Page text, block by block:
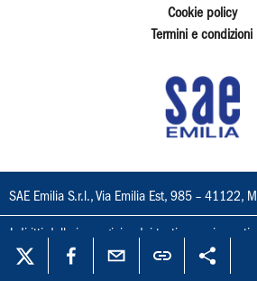
Cookie policy
Termini e condizioni
SAE Emilia S.r.l., Via Emilia Est, 985 – 41122,
I diritti delle immagini e dei testi sono riservati.
loro riproduzione con qualsiasi mezzo e